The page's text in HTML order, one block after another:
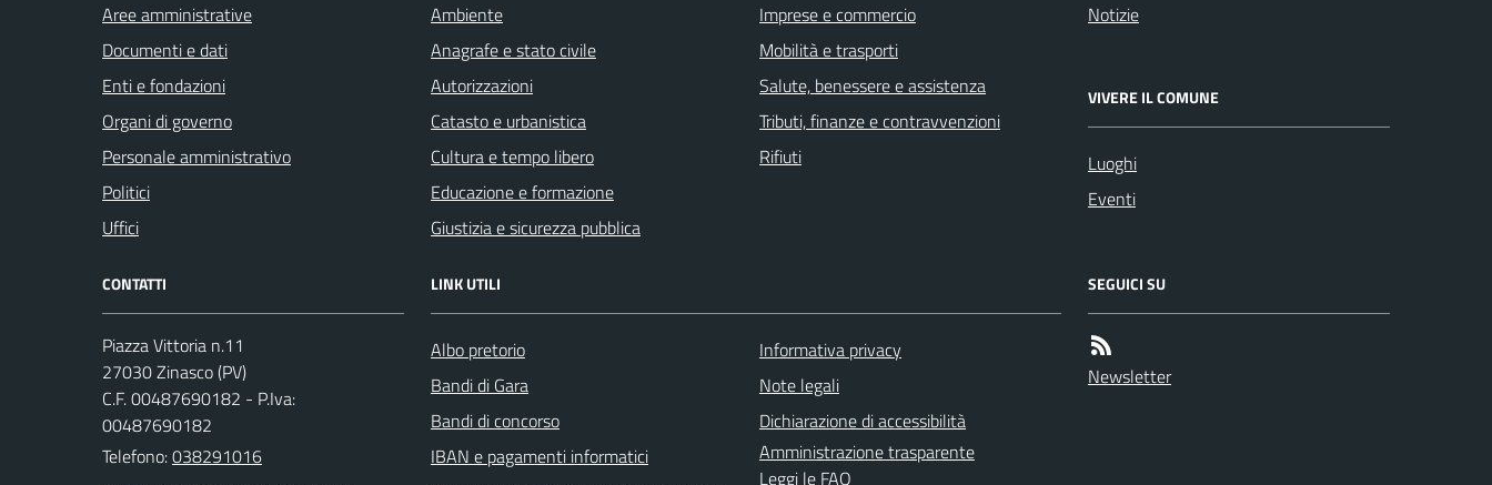
Aree amministrative
Documenti e dati
Enti e fondazioni
Organi di governo
Personale amministrativo
Politici
Uffici
Ambiente
Anagrafe e stato civile
Autorizzazioni
Catasto e urbanistica
Cultura e tempo libero
Educazione e formazione
Giustizia e sicurezza pubblica
Imprese e commercio
Mobilità e trasporti
Salute, benessere e assistenza
Tributi, finanze e contravvenzioni
Rifiuti
Notizie
VIVERE IL COMUNE
Luoghi
Eventi
CONTATTI
Piazza Vittoria n.11
27030 Zinasco (PV)
C.F. 00487690182 - P.Iva:
00487690182
Telefono:038291016
LINK UTILI
Albo pretorio
Bandi di Gara
Bandi di concorso
IBAN e pagamenti informatici
Informativa privacy
Note legali
Dichiarazione di accessibilità
Amministrazione trasparente
Leggi le FAQ
SEGUICI SU
Newsletter